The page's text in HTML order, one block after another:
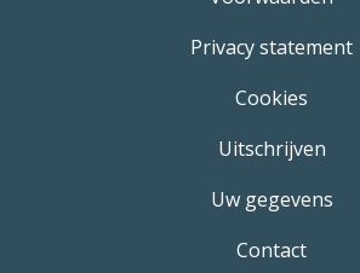
Privacy statement
Cookies
Uitschrijven
Uw gegevens
Contact